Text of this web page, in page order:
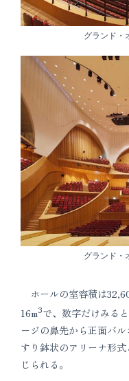
グランド・
グランド・
ホールの室容積は
16m3で、数字だけみる
ージの鼻先から正面バル
すり鉢状のアリーナ形
じられる。